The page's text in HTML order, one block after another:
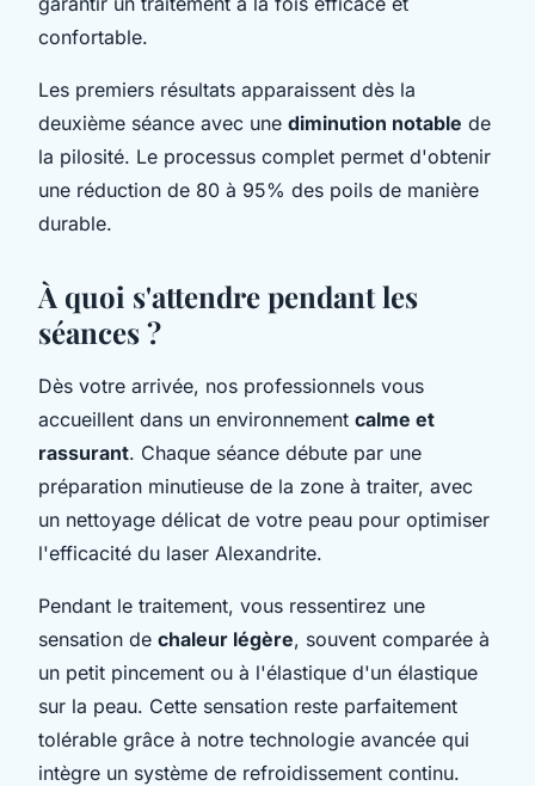
confortable.
Les premiers résultats apparaissent dès la
deuxième séance avec une diminution notable de
la pilosité. Le processus complet permet d'obtenir
une réduction de 80 à 95% des poils de manière
durable.
À quoi s'attendre pendant les
séances ?
Dès votre arrivée, nos professionnels vous
accueillent dans un environnement calme et
rassurant. Chaque séance débute par une
préparation minutieuse de la zone à traiter, avec
un nettoyage délicat de votre peau pour optimiser
l'efficacité du laser Alexandrite.
Pendant le traitement, vous ressentirez une
sensation de chaleur légère, souvent comparée à
un petit pincement ou à l'élastique d'un élastique
sur la peau. Cette sensation reste parfaitement
tolérable grâce à notre technologie avancée qui
intègre un système de refroidissement continu.